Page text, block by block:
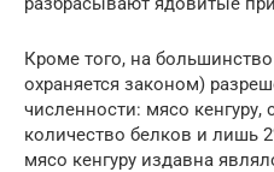
Кроме того, на
охраняется законом)
численности: мясо
количество белков и лишь
мясо кенгуру издавна